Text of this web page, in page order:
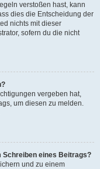
verstoßen hast, kann
dies die Entscheidung der
nichts mit dieser
sofern du die nicht
vergeben hat,
um diesen zu melden.
Schreiben eines Beitrags?
und zu einem